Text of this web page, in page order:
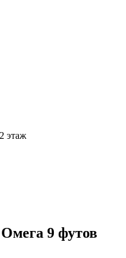
этаж
9 футов